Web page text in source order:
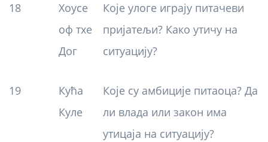
18
Хоусе
оф тхе
Дог
Које улоге играју питачеви
пријатељи? Како утичу на
ситуацију?
19
Кућа
Куле
Које су амбиције питаоца? Да
ли влада или закон има
утицаја на ситуацију?